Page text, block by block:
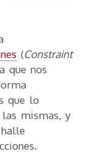
(Constraint
que nos
que lo
mismas, y